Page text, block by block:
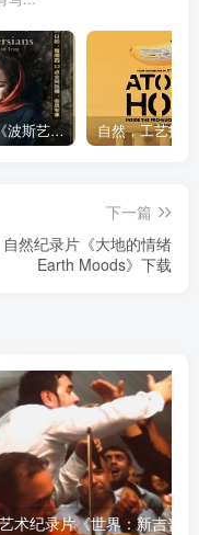
艺术纪录片《波斯艺术 Art of Persia》下载
下一篇
自然纪录片《大地的情绪
Earth Moods》下载